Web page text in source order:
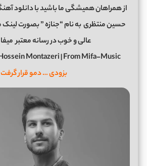
از همراهان همیشگی ما باشید با دانلود
حسین منتظری
عالی و خوب در رسانه معتبر
Montazeri | From Mifa-Music
بزودی … دمو قرار گرفت